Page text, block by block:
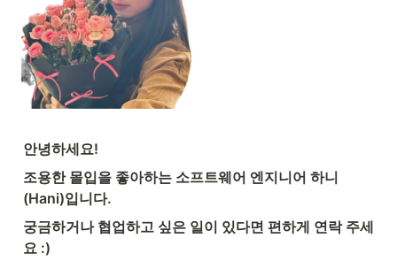
안녕하세요!
조용한 몰입을 좋아하는 소프트웨어 엔지니어 하니
(Hani)입니다.
궁금하거나 협업하고 싶은 일이 있다면 편하게 연락 주세
요 :)